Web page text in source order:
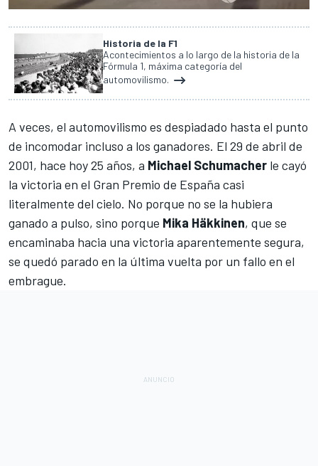
Historia de la F1
Acontecimientos a lo largo de la historia de la
Fórmula 1, máxima categoría del
automovilismo.
A veces, el automovilismo es despiadado hasta el punto
de incomodar incluso a los ganadores. El 29 de abril de
2001, hace hoy 25 años, a Michael Schumacher le cayó
la victoria en el Gran Premio de España casi
literalmente del cielo. No porque no se la hubiera
ganado a pulso, sino porque Mika Häkkinen, que se
encaminaba hacia una victoria aparentemente segura,
se quedó parado en la última vuelta por un fallo en el
embrague.